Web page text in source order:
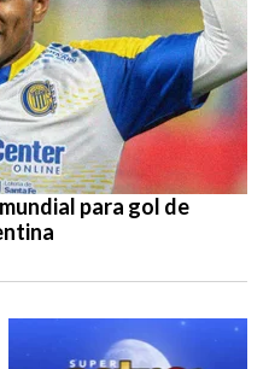
para gol de